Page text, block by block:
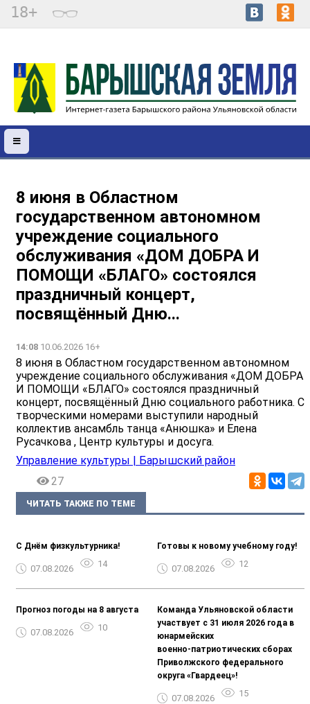
18+
8 июня в Областном
государственном автономном
учреждение социального
обслуживания «ДОМ ДОБРА И
ПОМОЩИ «БЛАГО» состоялся
праздничный концерт,
посвящённый Дню...
14:08 10.06.2026 16+
8 июня в Областном государственном автономном
учреждение социального обслуживания «ДОМ ДОБРА
И ПОМОЩИ «БЛАГО» состоялся праздничный
концерт, посвящённый Дню социального работника. С
творческими номерами выступили народный
коллектив ансамбль танца «Анюшка» и Елена
Русачкова , Центр культуры и досуга.
Управление культуры | Барышский район
27
ЧИТАТЬ ТАКЖЕ ПО ТЕМЕ
С Днём физкультурника!
07.08.2026 14
Готовы к новому учебному году!
07.08.2026 12
Прогноз погоды на 8 августа
07.08.2026 10
Команда Ульяновской области
участвует с 31 июля 2026 года в
юнармейских
военно‑патриотических сборах
Приволжского федерального
округа «Гвардеец»!
07.08.2026 15